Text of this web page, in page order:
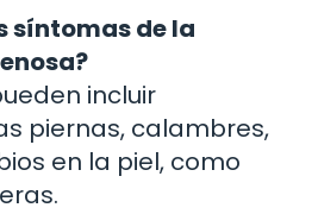
síntomas de la
incluir
piernas, calambres,
en la piel, como